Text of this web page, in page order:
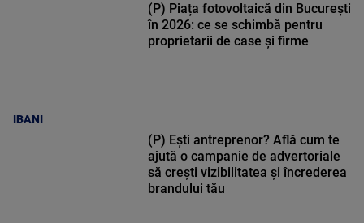
IBANI
(P) Piața fotovoltaică din București
în 2026: ce se schimbă pentru
proprietarii de case și firme
(P) Ești antreprenor? Află cum te
ajută o campanie de advertoriale
să crești vizibilitatea și încrederea
brandului tău